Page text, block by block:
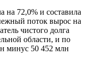
на 72,0% и составила
поток вырос на
чистого долга
области, и по
минус 50 452 млн